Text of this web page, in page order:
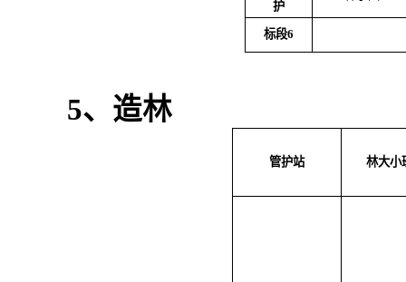
护
标段6
5、造林
管护站 林大小